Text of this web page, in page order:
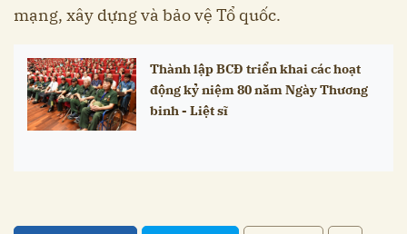
mạng, xây dựng và bảo vệ Tổ quốc.
Thành lập BCĐ triển khai các hoạt
động kỷ niệm 80 năm Ngày Thương
binh - Liệt sĩ